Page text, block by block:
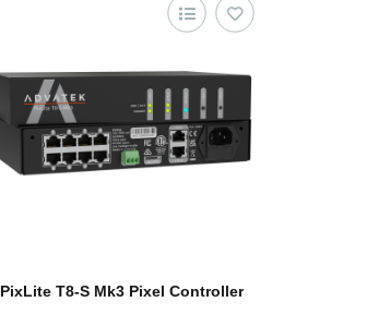
PixLite T8-S Mk3 Pixel Controller